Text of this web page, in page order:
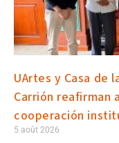
UArtes y Casa de
Carrión reafirman
cooperación
5 août 2026